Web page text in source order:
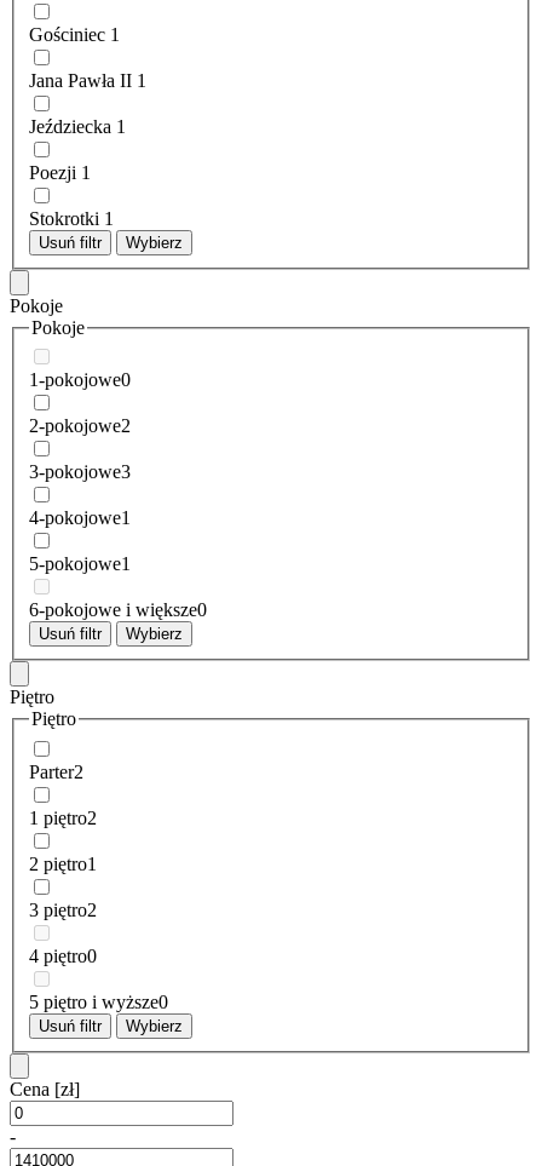
Gościniec 1
Jana Pawła II 1
Jeździecka 1
Poezji 1
Stokrotki 1
Usuń filtr Wybierz
Pokoje
Pokoje
1-pokojowe0
2-pokojowe2
3-pokojowe3
4-pokojowe1
5-pokojowe1
6-pokojowe i większe0
Usuń filtr Wybierz
Piętro
Piętro
Parter2
1 piętro2
2 piętro1
3 piętro2
4 piętro0
5 piętro i wyższe0
Usuń filtr Wybierz
Cena [zł]
-